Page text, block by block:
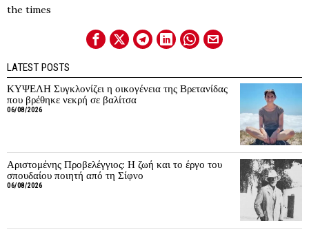
the times
LATEST POSTS
ΚΥΨΕΛΗ Συγκλονίζει η οικογένεια της Βρετανίδας
που βρέθηκε νεκρή σε βαλίτσα
06/08/2026
Αριστομένης Προβελέγγιος: Η ζωή και το έργο του
σπουδαίου ποιητή από τη Σίφνο
06/08/2026